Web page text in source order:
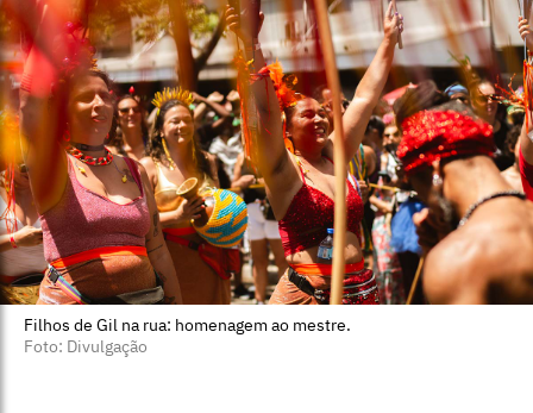
Filhos de Gil na rua: homenagem ao mestre.
Foto: Divulgação